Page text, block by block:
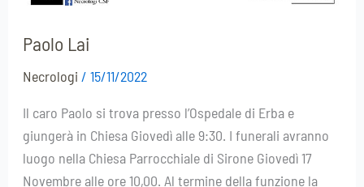
Paolo Lai
Necrologi / 15/11/2022
Il caro Paolo si trova presso l’Ospedale di Erba e
giungerà in Chiesa Giovedì alle 9:30. I funerali avranno
luogo nella Chiesa Parrocchiale di Sirone Giovedì 17
Novembre alle ore 10,00. Al termine della funzione la